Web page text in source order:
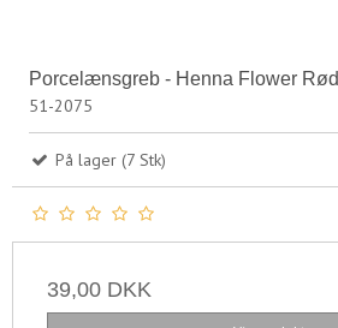
Porcelænsgreb - Henna Flower Rød
51-2075
På lager (7 Stk)
39,00 DKK